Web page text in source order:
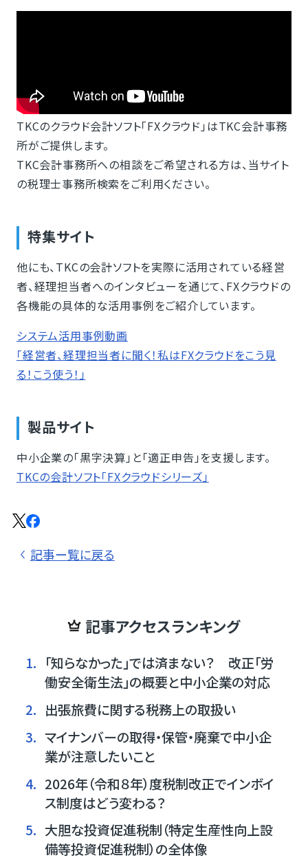
TKCのクラウド会計ソフト「FXクラウド」はTKC会計事務
所がご提供します。
TKC会計事務所への相談をご希望される方は、当サイト
の税理士事務所検索をご利用ください。
特集サイト
他にも、TKCの会計ソフトを実際に活用されている経営
者、経理担当者へのインタビューを通じて、FXクラウドの
各機能の具体的な活用事例をご紹介しています。
システム活用事例動画
「経営者、経理担当者に聞く！私はFXクラウドをこう見
る！こう使う！」
製品サイト
中小企業の「黒字決算」と「適正申告」を支援します。
TKCの会計ソフト「FXクラウドシリーズ」
記事ー覧に戻る
記事アクセスランキング
1. 「知らなかった」では済まない？ 改正「労
働安全衛生法」の概要と中小企業の対応
2. 出張旅費に関する税務上の取扱い
3. マイナンバーの取得・保管・廃棄で中小企
業が注意したいこと
4. 2026年（令和８年）度税制改正でインボイ
ス制度はどう変わる？
5. 大胆な投資促進税制（特定生産性向上設
備等投資促進税制）の全体像